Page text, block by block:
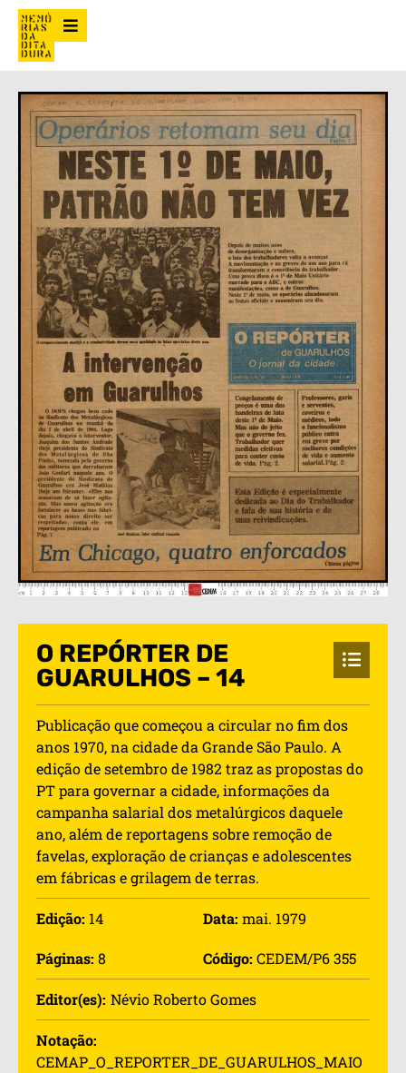
O REPÓRTER DE
GUARULHOS – 14
Publicação que começou a circular no fim dos
anos 1970, na cidade da Grande São Paulo. A
edição de setembro de 1982 traz as propostas do
PT para governar a cidade, informações da
campanha salarial dos metalúrgicos daquele
ano, além de reportagens sobre remoção de
favelas, exploração de crianças e adolescentes
em fábricas e grilagem de terras.
Edição: 14 Data: mai. 1979
Páginas: 8 Código: CEDEM/P6 355
Editor(es): Névio Roberto Gomes
Notação:
CEMAP_O_REPORTER_DE_GUARULHOS_MAIO